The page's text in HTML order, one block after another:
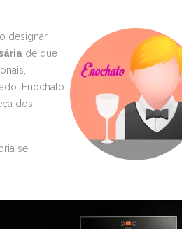
designar
de que
Enochato
dos
se